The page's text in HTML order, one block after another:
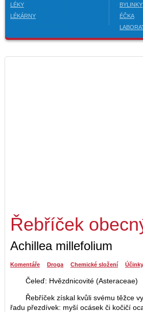
LÉKY
LÉKÁRNY
BYLINKY
ÉČKA
Řebříček
Achillea millefolium
Komentáře Droga Chemické složení Účinky
Čeleď: Hvězdnicovité (Asteraceae)
Řebříček získal kvůli svému těžce
řadu přezdívek: myší ocásek či kočičí